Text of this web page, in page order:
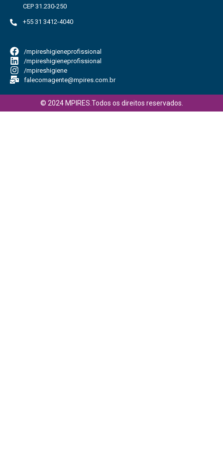
CEP 31.230-250
+55 31 3412-4040
/mpireshigieneprofissional
/mpireshigieneprofissional
/mpireshigiene
falecomagente@mpires.com.br
© 2024 MPIRES.Todos os direitos reservados.